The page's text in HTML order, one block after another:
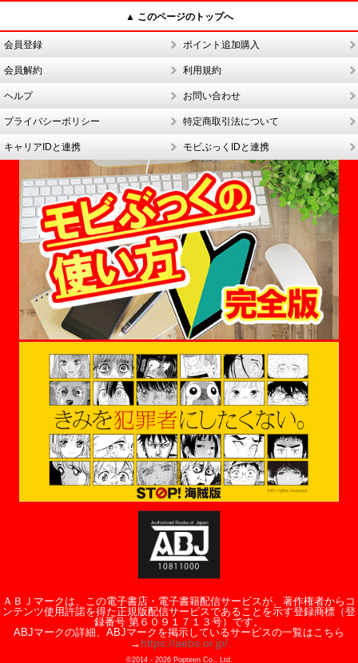
▲ このページのトップへ
会員登録 ポイント追加購入
会員解約 利用規約
ヘルプ お問い合わせ
プライバシーポリシー 特定商取引法について
キャリアIDと連携 モビぶっくIDと連携
ＡＢＪマークは、この電子書店・電子書籍配信サービスが、著作権者からコ
ンテンツ使用許諾を得た正規版配信サービスであることを示す登録商標（登
録番号 第６０９１７１３号）です。
ABJマークの詳細、ABJマークを掲示しているサービスの一覧はこちら
→ https://aebs.or.jp/
©2014 - 2026Popteen Co., Ltd.